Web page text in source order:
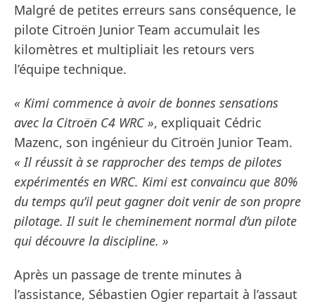
Malgré de petites erreurs sans conséquence, le
pilote Citroën Junior Team accumulait les
kilomètres et multipliait les retours vers
l’équipe technique.
« Kimi commence à avoir de bonnes sensations
avec la Citroën C4 WRC », expliquait Cédric
Mazenc, son ingénieur du Citroën Junior Team.
« Il réussit à se rapprocher des temps de pilotes
expérimentés en WRC. Kimi est convaincu que 80%
du temps qu’il peut gagner doit venir de son propre
pilotage. Il suit le cheminement normal d’un pilote
qui découvre la discipline. »
Après un passage de trente minutes à
l’assistance, Sébastien Ogier repartait à l’assaut